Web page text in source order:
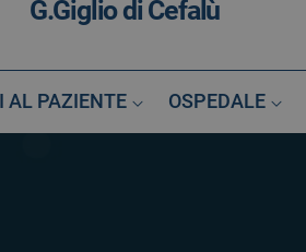
G.Giglio di Cefalù
AL PAZIENTE OSPEDALE